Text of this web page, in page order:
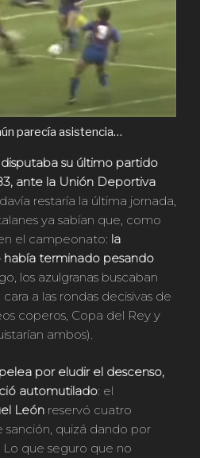
parecía asistencia…
su último partido
ante la Unión Deportiva
restaría la última jornada,
ya sabían que, como
el campeonato: la
terminado pesando
los azulgranas buscaban
a las rondas decisivas de
coperos, Copa del Rey y
ambos).
por eludir el descenso,
automutilado: el
León reservó cuatro
sanción, quizá dando por
que seguro que no